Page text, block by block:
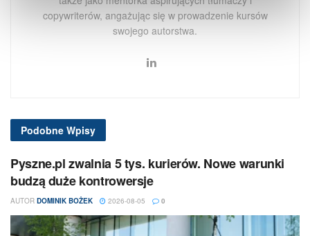
copywriterów, angażując się w prowadzenie kursów
swojego autorstwa.
Podobne Wpisy
Pyszne.pl zwalnia 5 tys. kurierów. Nowe warunki
budzą duże kontrowersje
AUTOR DOMINIK BOŻEK 2026-08-05 0